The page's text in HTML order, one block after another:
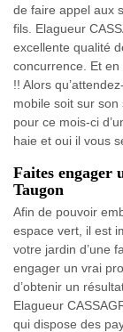
de faire appel aux
fils. Elagueur
excellente qualité
concurrence. Et
!! Alors
mobile soit sur
pour ce mois-ci
haie et oui il vous
Faites engager
Taugon
Afin de pouvoir
espace vert, il est
votre jardin d’une
engager un vrai
d’obtenir un
Elagueur
qui dispose des